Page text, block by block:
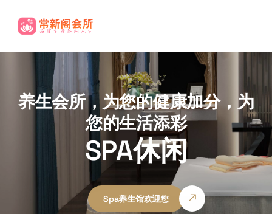
养生会所，为您的健康加分，为
您的生活添彩
SPA休闲
Spa养生馆欢迎您